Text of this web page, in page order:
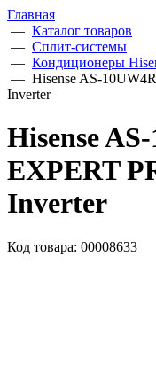
Главная
— Каталог товаров
— Сплит-системы
— Кондиционеры
— Hisense AS-
Inverter
Hisense
EXPERT
Inverter
Код товара: 00008633